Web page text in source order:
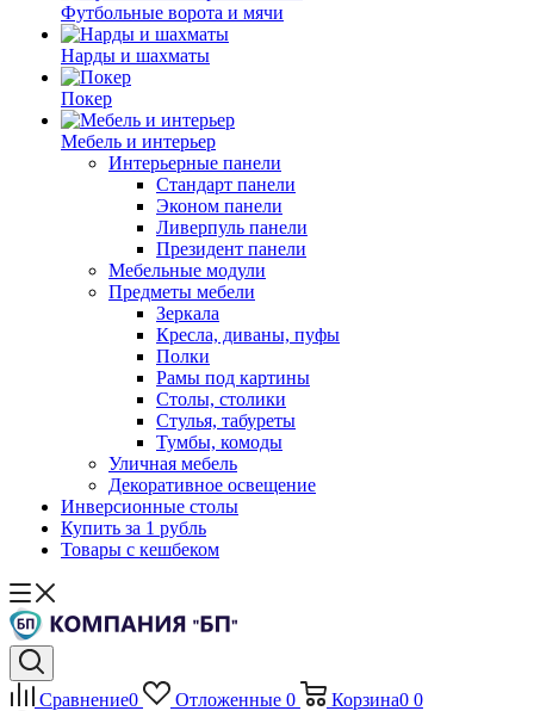
Футбольные ворота и мячи
Нарды и шахматы
Покер
Мебель и интерьер
Интерьерные панели
Стандарт панели
Эконом панели
Ливерпуль панели
Президент панели
Мебельные модули
Предметы мебели
Зеркала
Кресла, диваны, пуфы
Полки
Рамы под картины
Столы, столики
Стулья, табуреты
Тумбы, комоды
Уличная мебель
Декоративное освещение
Инверсионные столы
Купить за 1 рубль
Товары с кешбеком
Сравнение0 Отложенные 0 Корзина0 0